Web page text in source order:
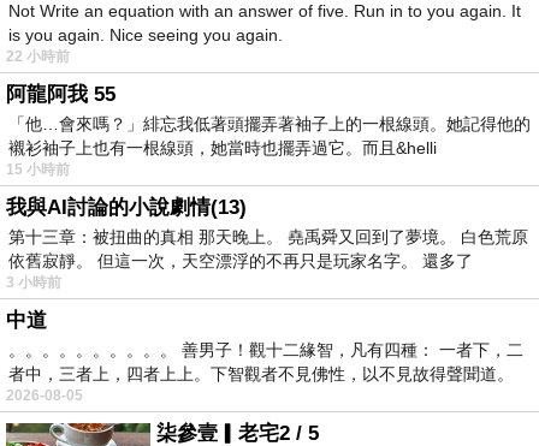
理吧！......不過等到痛了時就要做根管治療囉！」
這一等就是五年多，但媽媽我沒等到牙痛，倒是等到嘴裡
又出現一顆牙～～～～
話說約莫兩週前的某一天，因為工作煩躁忍不住拿出抽屜
裡存放已久的巧克力，才剛咬下去第一口，就察覺口中多
了“異物”，一時間還有些雀躍，誤以為自己運氣好咬到了
傳說中的焦糖塊，但總覺得哪裡怪怪的，吐出來一看乖乖
不得了，這哪是什麼焦糖塊，是老身我硬生生掉下來的牙
Not Write an equation with an answer of five. Run in to you again. It
is you again. Nice seeing you again.
22 小時前
阿龍阿我 55
「他…會來嗎？」緋忘我低著頭擺弄著袖子上的一根線頭。她記得他的
襯衫袖子上也有一根線頭，她當時也擺弄過它。而且&helli
15 小時前
我與AI討論的小說劇情(13)
第十三章：被扭曲的真相 那天晚上。 堯禹舜又回到了夢境。 白色荒原
依舊寂靜。 但這一次，天空漂浮的不再只是玩家名字。 還多了
3 小時前
中道
。。。。。。。。。。 善男子！觀十二緣智，凡有四種： 一者下，二
者中，三者上，四者上上。下智觀者不見佛性，以不見故得聲聞道。
2026-08-05
柒參壹▎老宅2 / 5